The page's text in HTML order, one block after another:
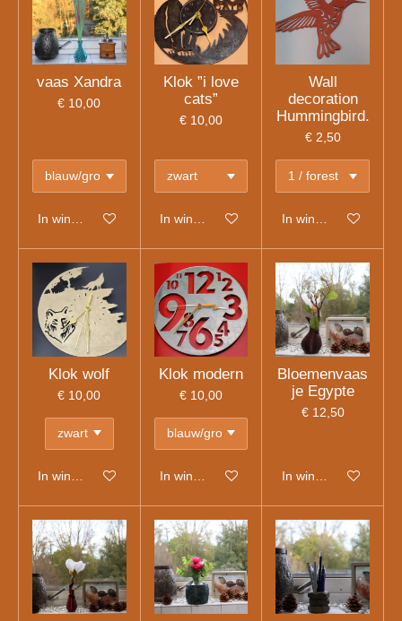
vaas Xandra
€ 10,00
In winkelwagen
Klok ”i love
cats”
€ 10,00
In winkelwagen
Wall
decoration
Hummingbird.
€ 2,50
In winkelwagen
Klok wolf
€ 10,00
In winkelwagen
Klok modern
€ 10,00
In winkelwagen
Bloemenvaas
je Egypte
€ 12,50
In winkelwagen